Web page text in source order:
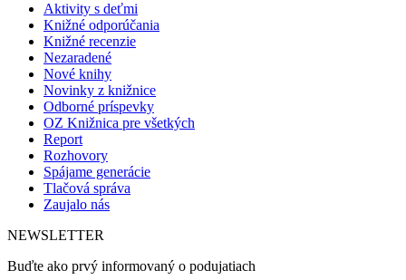
Aktivity s deťmi
Knižné odporúčania
Knižné recenzie
Nezaradené
Nové knihy
Novinky z knižnice
Odborné príspevky
OZ Knižnica pre všetkých
Report
Rozhovory
Spájame generácie
Tlačová správa
Zaujalo nás
NEWSLETTER
Buďte ako prvý informovaný o podujatiach